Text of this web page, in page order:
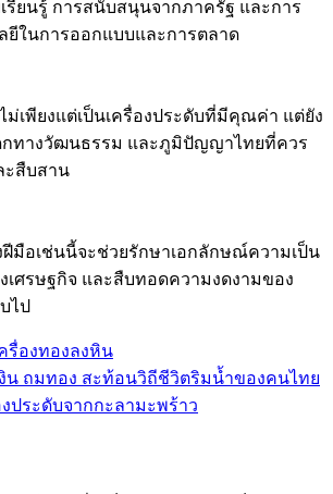
รียนรู้ การสนับสนุนจากภาครัฐ และการ
ยีในการออกแบบและการตลาด
ม่เพียงแต่เป็นเครื่องประดับที่มีคุณค่า แต่ยัง
กทางวัฒนธรรม และภูมิปัญญาไทยที่ควร
ะสืบสาน
ฝีมือเช่นนี้จะช่วยรักษาเอกลักษณ์ความเป็น
ศรษฐกิจ และสืบทอดความงดงามของ
ไป
รื่องทองลงหิน
งิน ถมทอง สะท้อนวิถีชีวิตริมน้ำของคนไทย
ประดับจากกะลามะพร้าว